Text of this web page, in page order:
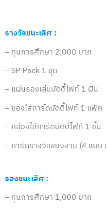
รางวัลชนะเลิศ :
– ทุนการศึกษา 2,000 บาท
–SP Pack 1 ชุด
– แผ่นรองเล่นบัดดี้ไฟท์ 1 ผืน
– ซองใส่การ์ดบัดดี้ไฟท์ 1 แพ็ค
– กล่องใส่การ์ดบัดดี้ไฟท์ 1 ชิ้น
– การ์ดรางวัลของงาน (4 แบบ
รองชนะเลิศ :
– ทุนการศึกษา 1,000 บาท